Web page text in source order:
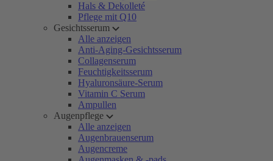
Hals & Dekolleté
Pflege mit Q10
Gesichtsserum
Alle anzeigen
Anti-Aging-Gesichtsserum
Collagenserum
Feuchtigkeitsserum
Hyaluronsäure-Serum
Vitamin C Serum
Ampullen
Augenpflege
Alle anzeigen
Augenbrauenserum
Augencreme